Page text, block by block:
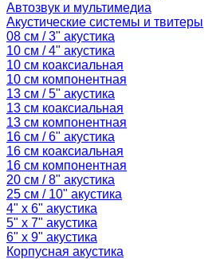
Автозвук и мультимедиа
Акустические системы и твитеры
08 см / 3" акустика
10 см / 4" акустика
10 см коаксиальная
10 см компонентная
13 см / 5" акустика
13 см коаксиальная
13 см компонентная
16 см / 6" акустика
16 см коаксиальная
16 см компонентная
20 см / 8" акустика
25 см / 10" акустика
4" x 6" акустика
5" x 7" акустика
6" x 9" акустика
Корпусная акустика